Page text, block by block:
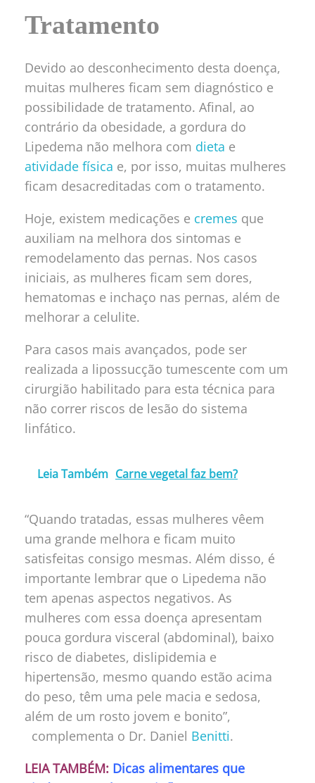
Tratamento
Devido ao desconhecimento desta doença,
muitas mulheres ficam sem diagnóstico e
possibilidade de tratamento. Afinal, ao
contrário da obesidade, a gordura do
Lipedema não melhora com dieta e
atividade física e, por isso, muitas mulheres
ficam desacreditadas com o tratamento.
Hoje, existem medicações e cremes que
auxiliam na melhora dos sintomas e
remodelamento das pernas. Nos casos
iniciais, as mulheres ficam sem dores,
hematomas e inchaço nas pernas, além de
melhorar a celulite.
Para casos mais avançados, pode ser
realizada a lipossucção tumescente com um
cirurgião habilitado para esta técnica para
não correr riscos de lesão do sistema
linfático.
Leia Também Carne vegetal faz bem?
“Quando tratadas, essas mulheres vêem
uma grande melhora e ficam muito
satisfeitas consigo mesmas. Além disso, é
importante lembrar que o Lipedema não
tem apenas aspectos negativos. As
mulheres com essa doença apresentam
pouca gordura visceral (abdominal), baixo
risco de diabetes, dislipidemia e
hipertensão, mesmo quando estão acima
do peso, têm uma pele macia e sedosa,
além de um rosto jovem e bonito”,
complementa o Dr. Daniel Benitti.
LEIA TAMBÉM: Dicas alimentares que